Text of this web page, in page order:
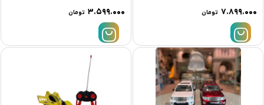
۷.۸۹۹.۰۰۰ تومان ۳.۵۹۹.۰۰۰ تومان